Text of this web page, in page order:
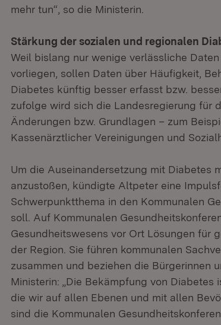
mehr tun“, so die Ministerin.
Stärkung der sozialen und regionalen
Weil bislang nur wenige verlässliche
vorliegen, sollen Daten über Häufigkeit,
Diabetes künftig besser erfasst bzw.
zufolge wird sich die Landesregierung für
Änderungen bzw. Grundlagen – zum
Kassenärztlicher Vereinigungen und
Um die Auseinandersetzung mit Diabetes
anzustoßen, kündigte Altpeter eine
Schwerpunktthema in den Kommunalen
soll. Auf Kommunalen
Gesundheitswesens vor Ort Lösungen für
der Region. Sie führen kommunalen
zusammen und beziehen die Bürgerinnen
Ministerin: „Die Bekämpfung von
die wir auf allen Ebenen und mit allen
sind die Kommunalen